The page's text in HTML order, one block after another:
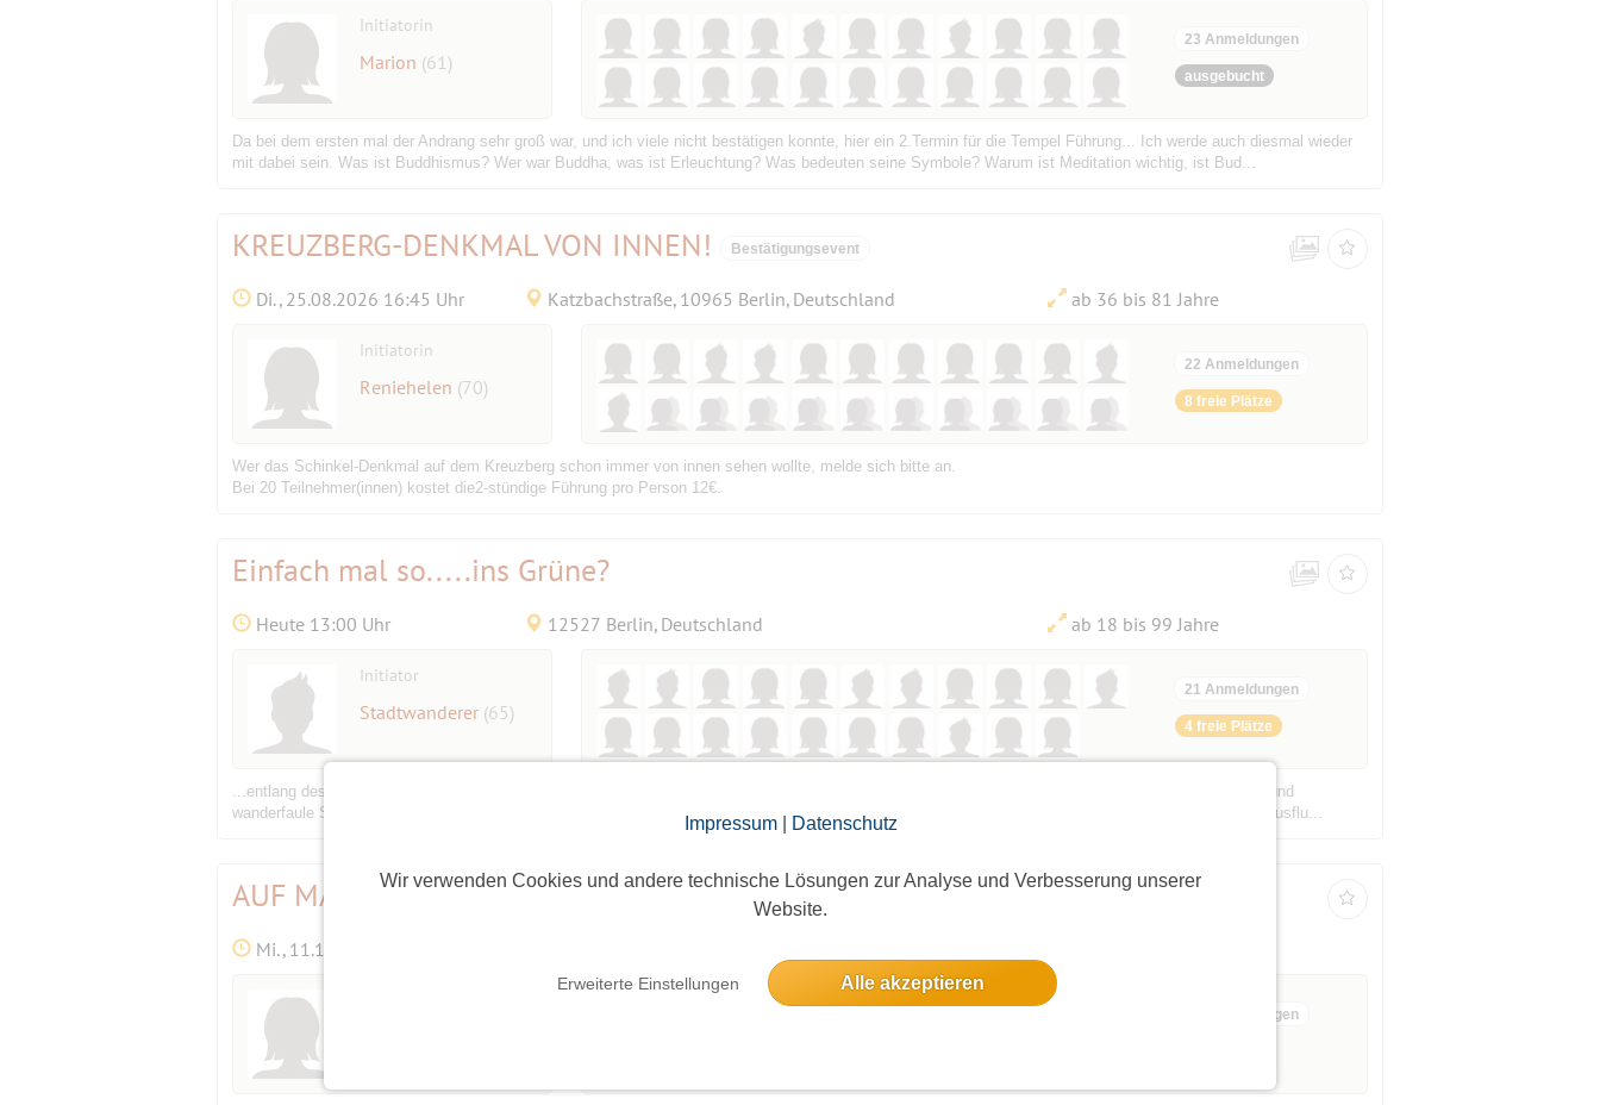
Impressum| Datenschutz
Wir verwenden Cookies und andere technische Lösungen zur Analyse und Verbesserung unserer
Website.
Erweiterte Einstellungen Alle akzeptieren
Initiatorin
Marion (61)
23 Anmeldungen
ausgebucht
Da bei dem ersten mal der Andrang sehr groß war, und ich viele nicht bestätigen konnte, hier ein 2.Termin für die Tempel Führung... Ich werde auch diesmal wieder
mit dabei sein. Was ist Buddhismus? Wer war Buddha, was ist Erleuchtung? Was bedeuten seine Symbole? Warum ist Meditation wichtig, ist Bud...
KREUZBERG-DENKMAL VON INNEN! Bestätigungsevent
Di., 25.08.2026 16:45 Uhr Katzbachstraße, 10965 Berlin, Deutschland ab 36 bis 81 Jahre
Initiatorin
Reniehelen (70)
22 Anmeldungen
8 freie Plätze
Wer das Schinkel-Denkmal auf dem Kreuzberg schon immer von innen sehen wollte, melde sich bitte an.
Bei 20 Teilnehmer(innen) kostet die2-stündige Führung pro Person 12€.
Einfach mal so.....ins Grüne?
Heute 13:00 Uhr 12527 Berlin, Deutschland ab 18 bis 99 Jahre
Initiator
Stadtwanderer (65)
21 Anmeldungen
4 freie Plätze
...entlang des langen Sees von der „Kuhlen Wampe“ bis Wendenschloss. Es wird mal wieder Zeit für eine Sommerwanderung! Geplant für Kind, Kegel und
wanderfaule Sommergäste. Auch wer hier Neu ist und noch nicht so weiß, wie das bei den BESIs so läuft, ist herzlich willkommen! Start und Ziel des Ausflu...
AUF MARSCH ZUM GÄNSEBRATEN ESSEN Bestätigungsevent
Mi., 11.11.2026 13:00 Uhr
21 Anmeldungen